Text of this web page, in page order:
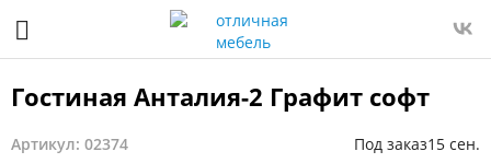
Гостиная Анталия-2 Графит софт
Артикул: 02374 Под заказ15 сен.